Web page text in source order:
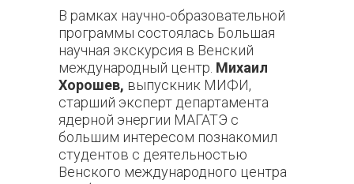
В рамках научно-образовательной
программы состоялась Большая
научная экскурсия в Венский
международный центр. Михаил
Хорошев, выпускник МИФИ,
старший эксперт департамента
ядерной энергии МАГАТЭ с
большим интересом познакомил
студентов с деятельностью
Венского международного центра